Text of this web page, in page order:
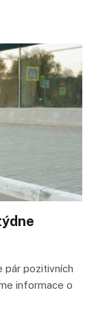
pár pozitivních
informace o